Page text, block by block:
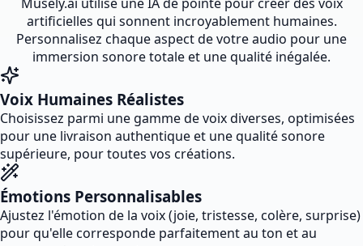
artificielles qui sonnent incroyablement humaines.
Personnalisez chaque aspect de votre audio pour une
immersion sonore totale et une qualité inégalée.
Voix Humaines Réalistes
Choisissez parmi une gamme de voix diverses, optimisées
pour une livraison authentique et une qualité sonore
supérieure, pour toutes vos créations.
Émotions Personnalisables
Ajustez l'émotion de la voix (joie, tristesse, colère, surprise)
pour qu'elle corresponde parfaitement au ton et au